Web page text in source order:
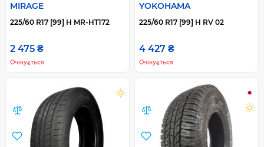
MIRAGE
225/60 R17 [99] H MR-HT172
2 475 ₴
Очікується
YOKOHAMA
225/60 R17 [99] H RV 02
4 427 ₴
Очікується